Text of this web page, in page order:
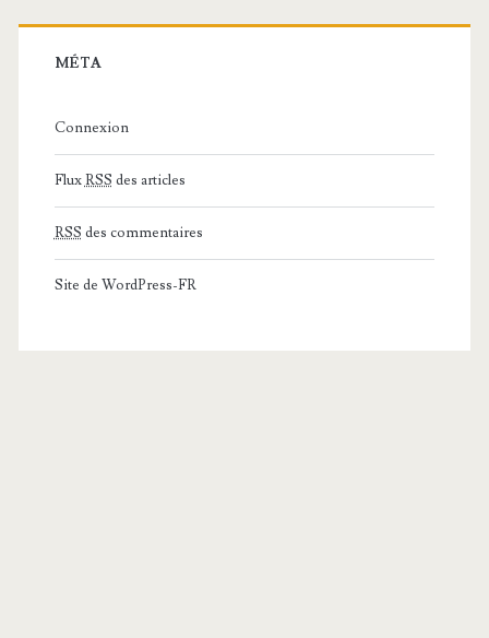
MÉTA
Connexion
FluxRSS des articles
RSS des commentaires
Site de WordPress-FR